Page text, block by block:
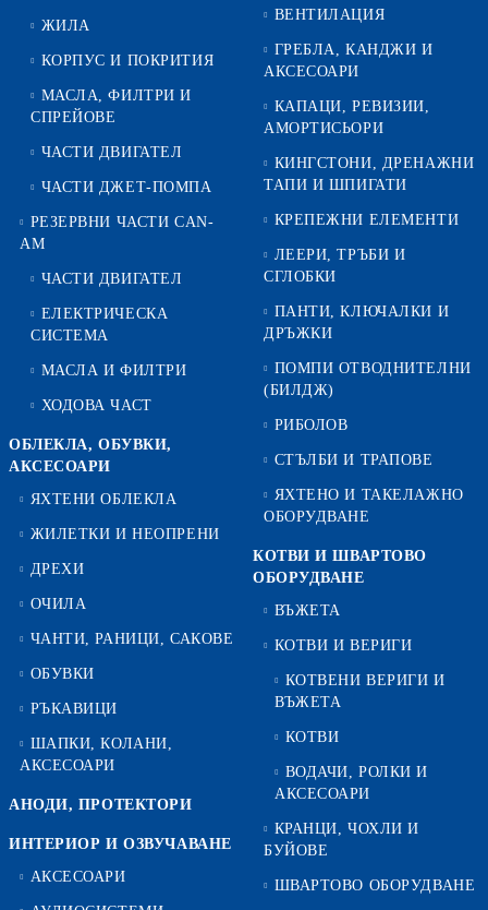
ЖИЛА
КОРПУС И ПОКРИТИЯ
МАСЛА, ФИЛТРИ И
СПРЕЙОВЕ
ЧАСТИ ДВИГАТЕЛ
ЧАСТИ ДЖЕТ-ПОМПА
РЕЗЕРВНИ ЧАСТИ CAN-
AM
ЧАСТИ ДВИГАТЕЛ
ЕЛЕКТРИЧЕСКА
СИСТЕМА
МАСЛА И ФИЛТРИ
ХОДОВА ЧАСТ
ОБЛЕКЛА, ОБУВКИ,
АКСЕСОАРИ
ЯХТЕНИ ОБЛЕКЛА
ЖИЛЕТКИ И НЕОПРЕНИ
ДРЕХИ
ОЧИЛА
ЧАНТИ, РАНИЦИ, САКОВЕ
ОБУВКИ
РЪКАВИЦИ
ШАПКИ, КОЛАНИ,
АКСЕСОАРИ
АНОДИ, ПРОТЕКТОРИ
ИНТЕРИОР И ОЗВУЧАВАНЕ
АКСЕСОАРИ
ВЕНТИЛАЦИЯ
ГРЕБЛА, КАНДЖИ И
АКСЕСОАРИ
КАПАЦИ, РЕВИЗИИ,
АМОРТИСЬОРИ
КИНГСТОНИ, ДРЕНАЖНИ
ТАПИ И ШПИГАТИ
КРЕПЕЖНИ ЕЛЕМЕНТИ
ЛЕЕРИ, ТРЪБИ И
СГЛОБКИ
ПАНТИ, КЛЮЧАЛКИ И
ДРЪЖКИ
ПОМПИ ОТВОДНИТЕЛНИ
(БИЛДЖ)
РИБОЛОВ
СТЪЛБИ И ТРАПОВЕ
ЯХТЕНО И ТАКЕЛАЖНО
ОБОРУДВАНЕ
КОТВИ И ШВАРТОВО
ОБОРУДВАНЕ
ВЪЖЕТА
КОТВИ И ВЕРИГИ
КОТВЕНИ ВЕРИГИ И
ВЪЖЕТА
КОТВИ
ВОДАЧИ, РОЛКИ И
АКСЕСОАРИ
КРАНЦИ, ЧОХЛИ И
БУЙОВЕ
ШВАРТОВО ОБОРУДВАНЕ